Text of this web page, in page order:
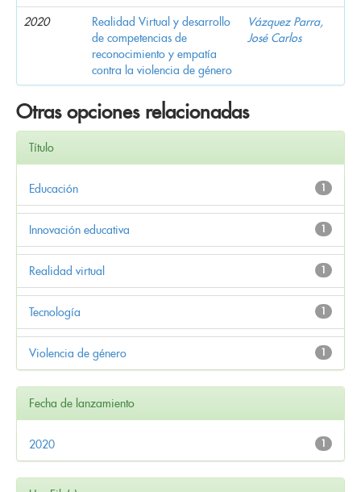
2020
Realidad Virtual y desarrollo
de competencias de
reconocimiento y empatía
contra la violencia de género
Vázquez Parra,
José Carlos
Otras opciones relacionadas
Título
1
Educación
1
Innovación educativa
1
Realidad virtual
1
Tecnología
1
Violencia de género
Fecha de lanzamiento
1
2020